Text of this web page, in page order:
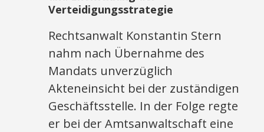
Verteidigungsstrategie
Rechtsanwalt Konstantin Stern
nahm nach Übernahme des
Mandats unverzüglich
Akteneinsicht bei der zuständigen
Geschäftsstelle. In der Folge regte
er bei der Amtsanwaltschaft eine